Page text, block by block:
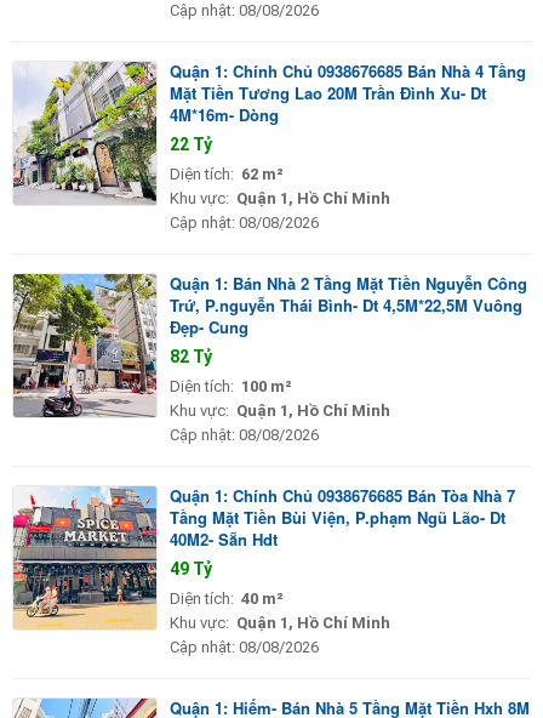
Cập nhật: 08/08/2026
Quận 1: Chính Chủ 0938676685 Bán Nhà 4 Tầng
Mặt Tiền Tương Lao 20M Trần Đình Xu- Dt
4M*16m- Dòng
22 Tỷ
Diện tích: 62 m²
Khu vực: Quận 1, Hồ Chí Minh
Cập nhật: 08/08/2026
Quận 1: Bán Nhà 2 Tầng Mặt Tiền Nguyễn Công
Trứ, P.nguyễn Thái Bình- Dt 4,5M*22,5M Vuông
Đẹp- Cung
82 Tỷ
Diện tích: 100 m²
Khu vực: Quận 1, Hồ Chí Minh
Cập nhật: 08/08/2026
Quận 1: Chính Chủ 0938676685 Bán Tòa Nhà 7
Tầng Mặt Tiền Bùi Viện, P.phạm Ngũ Lão- Dt
40M2- Sẵn Hdt
49 Tỷ
Diện tích: 40 m²
Khu vực: Quận 1, Hồ Chí Minh
Cập nhật: 08/08/2026
Quận 1: Hiếm- Bán Nhà 5 Tầng Mặt Tiền Hxh 8M